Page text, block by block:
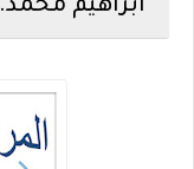
ابراهيم محمد.